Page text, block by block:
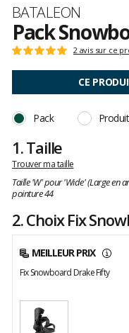
Marque
BATALEON
Pack
Les
Note
:
sur
2 avis sur ce
CE
Pack
1.Taille
Trouver ma taille
Taille 'W' pour 'Wide' (Large en
pointure 44
2. Choix Fix
MEILLEUR PRIX
Fix Snowboard Drake Fifty